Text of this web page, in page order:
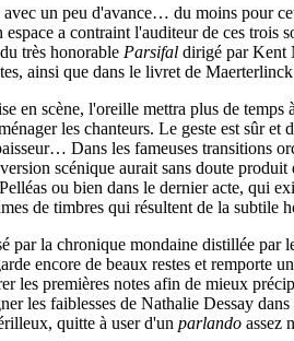
avec un peu d'avance… du moins pour
a contraint l'auditeur de ces trois
très honorable Parsifal dirigé par Kent
ainsi que dans le livret de
en scène, l'oreille mettra plus de
les chanteurs. Le geste est sûr
Dans les fameuses transitions
scénique aurait sans doute
ou bien dans le dernier acte, qui
de timbres qui résultent de la subtile
par la chronique mondaine distillée
encore de beaux restes et remporte
les premières notes afin de mieux
les faiblesses de Nathalie Dessay
quitte à user d'un parlando assez